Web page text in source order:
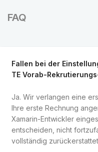
FAQ
Fallen bei der
TE Vorab-
Ja. Wir verlangen eine
Ihre erste Rechnung
Xamarin-Entwickler
entscheiden, nicht
vollständig